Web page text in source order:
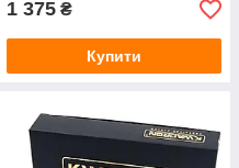
1 375 ₴
Купити